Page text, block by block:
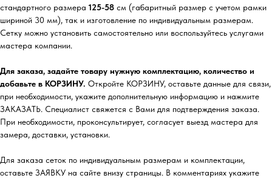
стандартного размера 125-58 см (габаритный размер с учетом рамки
шириной 30 мм), так и изготовление по индивидуальным размерам.
Сетку можно установить самостоятельно или воспользуйтесь услугами
мастера компании.
Для заказа, задайте товару нужную комплектацию, количество и
добавьте в КОРЗИНУ. Откройте КОРЗИНУ, оставьте данные для связи,
при необходимости, укажите дополнительную информацию и нажмите
ЗАКАЗАТЬ. Специалист свяжется с Вами для подтверждения заказа.
При необходимости, проконсультирует, согласует выезд мастера для
замера, доставки, установки.
Для заказа сеток по индивидуальным размерам и комплектации,
оставьте ЗАЯВКУ на сайте внизу страницы. В комментариях укажите